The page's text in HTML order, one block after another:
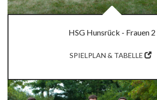
HSG Hunsrück - Frauen 2
SPIELPLAN & TABELLE